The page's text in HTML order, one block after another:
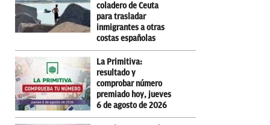
coladero de Ceuta
para trasladar
inmigrantes a otras
costas españolas
La Primitiva:
resultado y
comprobar número
premiado hoy, jueves
6 de agosto de 2026